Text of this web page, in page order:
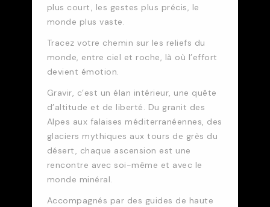
plus court, les gestes plus précis, le
monde plus vaste.
Tracez votre chemin sur les reliefs du
monde, entre ciel et roche, là où l’effort
devient émotion.
Gravir, c’est un élan intérieur, une quête
d’altitude et de liberté. Du granit des
Alpes aux falaises méditerranéennes, des
glaciers mythiques aux tours de grès du
désert, chaque ascension est une
rencontre avec soi-même et avec le
monde minéral.
Accompagnés par des guides de haute